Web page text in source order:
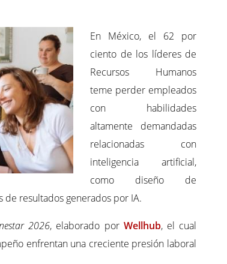
En México, el 62 por
ciento de los líderes de
Recursos Humanos
teme perder empleados
con habilidades
altamente demandadas
relacionadas con
inteligencia artificial,
como diseño de
de resultados generados por IA.
2026, elaborado por Wellhub, el cual
enfrentan una creciente presión laboral